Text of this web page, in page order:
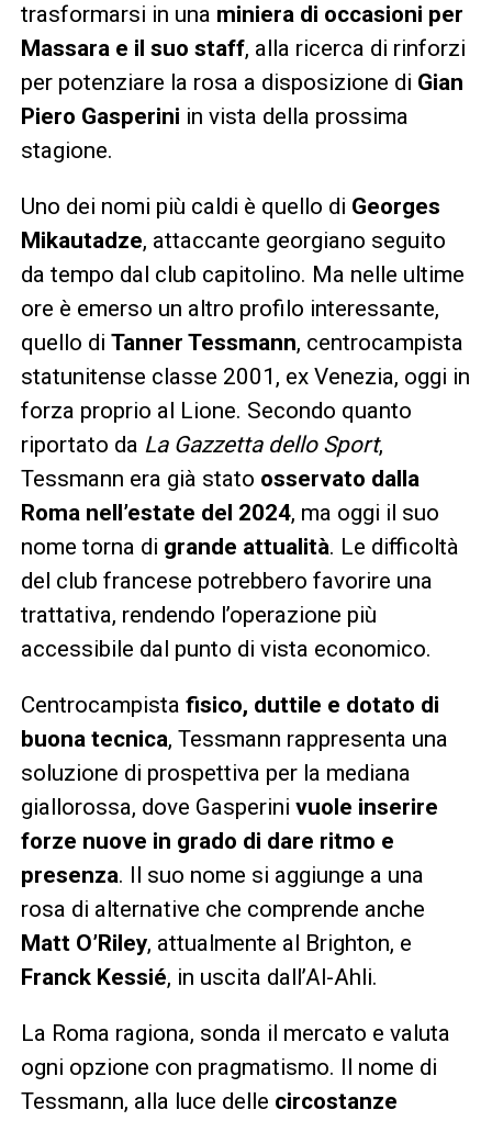
trasformarsi in una miniera di occasioni per
Massara e il suo staff, alla ricerca di rinforzi
per potenziare la rosa a disposizione di Gian
Piero Gasperini in vista della prossima
stagione.
Uno dei nomi più caldi è quello di Georges
Mikautadze, attaccante georgiano seguito
da tempo dal club capitolino. Ma nelle ultime
ore è emerso un altro profilo interessante,
quello di Tanner Tessmann, centrocampista
statunitense classe 2001, ex Venezia, oggi in
forza proprio al Lione. Secondo quanto
riportato da La Gazzetta dello Sport,
Tessmann era già stato osservato dalla
Roma nell’estate del 2024, ma oggi il suo
nome torna di grande attualità. Le difficoltà
del club francese potrebbero favorire una
trattativa, rendendo l’operazione più
accessibile dal punto di vista economico.
Centrocampista fisico, duttile e dotato di
buona tecnica, Tessmann rappresenta una
soluzione di prospettiva per la mediana
giallorossa, dove Gasperini vuole inserire
forze nuove in grado di dare ritmo e
presenza. Il suo nome si aggiunge a una
rosa di alternative che comprende anche
Matt O’Riley, attualmente al Brighton, e
Franck Kessié, in uscita dall’Al-Ahli.
La Roma ragiona, sonda il mercato e valuta
ogni opzione con pragmatismo. Il nome di
Tessmann, alla luce delle circostanze